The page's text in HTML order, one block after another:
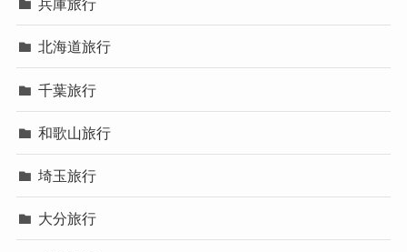
兵庫旅行
北海道旅行
千葉旅行
和歌山旅行
埼玉旅行
大分旅行